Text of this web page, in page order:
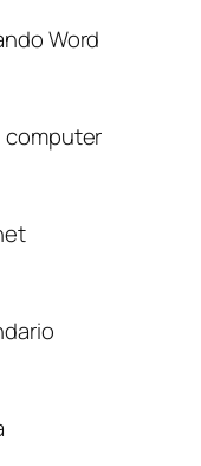
Word
computer